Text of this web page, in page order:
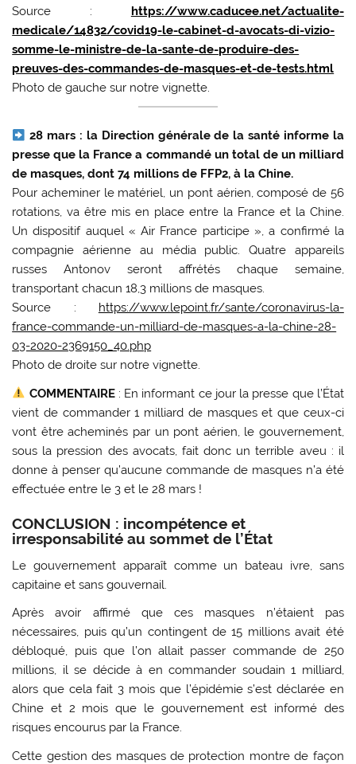
Source : https://www.caducee.net/actualite-
medicale/14832/covid19-le-cabinet-d-avocats-di-vizio-
somme-le-ministre-de-la-sante-de-produire-des-
preuves-des-commandes-de-masques-et-de-tests.html
Photo de gauche sur notre vignette.
28 mars : la Direction générale de la santé informe la
presse que la France a commandé un total de un milliard
de masques, dont 74 millions de FFP2, à la Chine.
Pour acheminer le matériel, un pont aérien, composé de 56
rotations, va être mis en place entre la France et la Chine.
Un dispositif auquel « Air France participe », a confirmé la
compagnie aérienne au média public. Quatre appareils
russes Antonov seront affrétés chaque semaine,
transportant chacun 18,3 millions de masques.
Source : https://www.lepoint.fr/sante/coronavirus-la-
france-commande-un-milliard-de-masques-a-la-chine-28-
03-2020-2369150_40.php
Photo de droite sur notre vignette.
COMMENTAIRE: En informant ce jour la presse que l’État
vient de commander 1 milliard de masques et que ceux-ci
vont être acheminés par un pont aérien, le gouvernement,
sous la pression des avocats, fait donc un terrible aveu : il
donne à penser qu’aucune commande de masques n’a été
effectuée entre le 3 et le 28 mars !
CONCLUSION : incompétence et
irresponsabilité au sommet de l’État
Le gouvernement apparaît comme un bateau ivre, sans
capitaine et sans gouvernail.
Après avoir affirmé que ces masques n’étaient pas
nécessaires, puis qu’un contingent de 15 millions avait été
débloqué, puis que l’on allait passer commande de 250
millions, il se décide à en commander soudain 1 milliard,
alors que cela fait 3 mois que l’épidémie s’est déclarée en
Chine et 2 mois que le gouvernement est informé des
risques encourus par la France.
Cette gestion des masques de protection montre de façon